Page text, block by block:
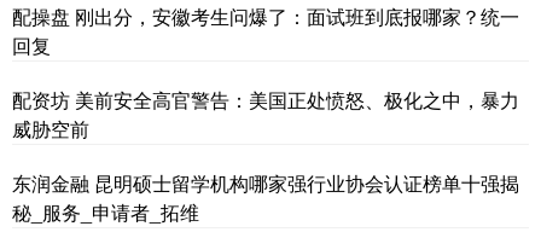
配操盘 刚出分，安徽考生问爆了：面试班到底报哪家？统一
回复
配资坊 美前安全高官警告：美国正处愤怒、极化之中，暴力
威胁空前
东润金融 昆明硕士留学机构哪家强行业协会认证榜单十强揭
秘_服务_申请者_拓维